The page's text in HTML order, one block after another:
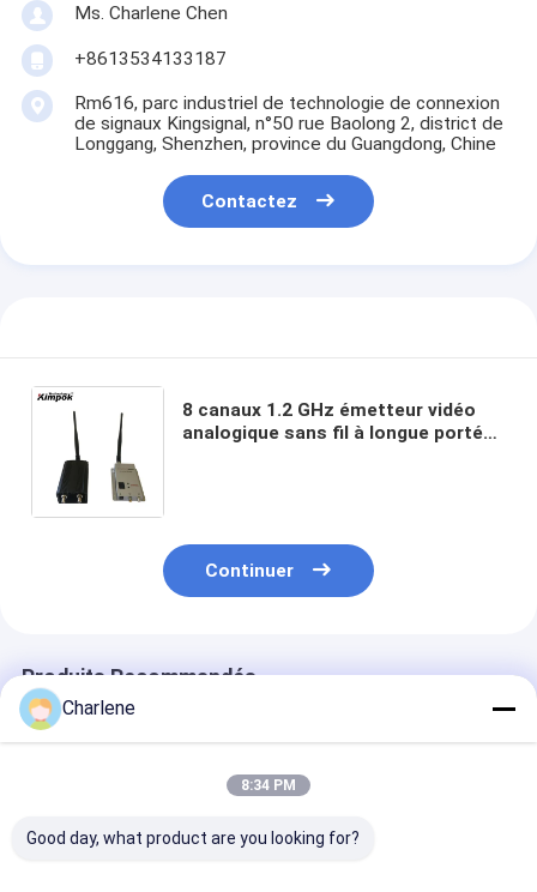
Ms. Charlene Chen
+8613534133187
Rm616, parc industriel de technologie de connexion
de signaux Kingsignal, n°50 rue Baolong 2, district de
Longgang, Shenzhen, province du Guangdong, Chine
Contactez
8 canaux 1.2 GHz émetteur vidéo
analogique sans fil à longue portée
Continuer
Produits Recommandés
Charlene
8:34 PM
Good day, what product are you looking for?